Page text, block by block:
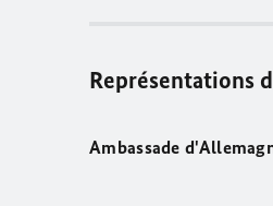
Représentations
Ambassade